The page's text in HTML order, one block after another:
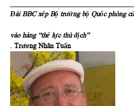
Đài BBC xếp Bộ trưởng bộ Quốc phòng
vào hàng “thế lực thù địch”
. Trương Nhân Tuấn